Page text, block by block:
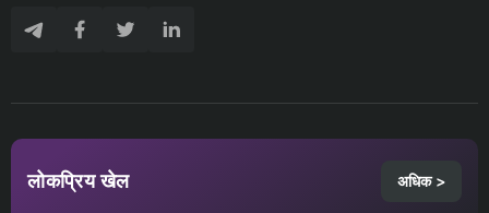
लोकप्रिय खेल अधिक >